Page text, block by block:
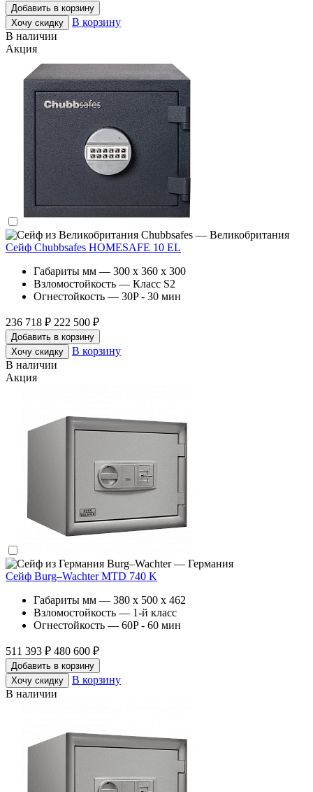
Добавить в корзину
Хочу скидку
В корзину
В наличии
Акция
Chubbsafes — Великобритания
Сейф Chubbsafes HOMESAFE 10 EL
Габариты мм — 300 x 360 x 300
Взломостойкость — Класс S2
Огнестойкость — 30P - 30 мин
236 718 ₽ 222 500 ₽
Добавить в корзину
Хочу скидку
В корзину
В наличии
Акция
Burg–Wachter — Германия
Сейф Burg–Wachter MTD 740 K
Габариты мм — 380 x 500 x 462
Взломостойкость — 1-й класс
Огнестойкость — 60P - 60 мин
511 393 ₽ 480 600 ₽
Добавить в корзину
Хочу скидку
В корзину
В наличии